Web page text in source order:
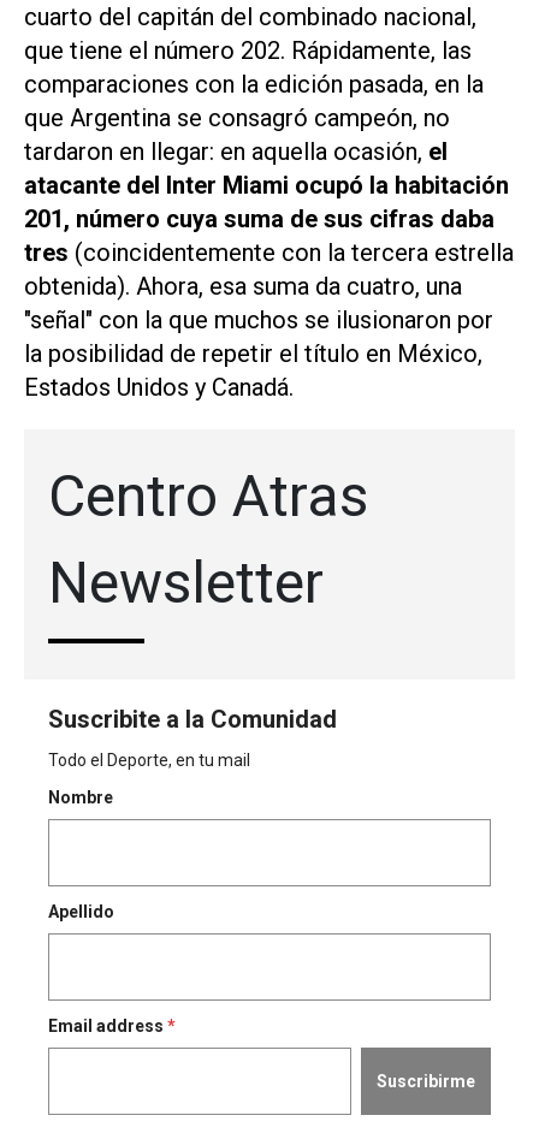
cuarto del capitán del combinado nacional,
que tiene el número 202. Rápidamente, las
comparaciones con la edición pasada, en la
que Argentina se consagró campeón, no
tardaron en llegar: en aquella ocasión, el
atacante del Inter Miami ocupó la habitación
201, número cuya suma de sus cifras daba
tres (coincidentemente con la tercera estrella
obtenida). Ahora, esa suma da cuatro, una
"señal" con la que muchos se ilusionaron por
la posibilidad de repetir el título en México,
Estados Unidos y Canadá.